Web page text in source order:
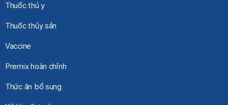
Thuốc thú y
Thuốc thủy sản
Vaccine
Premix hoàn chỉnh
Thức ăn bổ sung